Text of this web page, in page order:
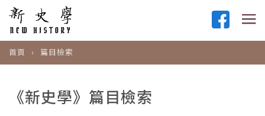
首頁 篇目檢索
《新史學》篇目檢索